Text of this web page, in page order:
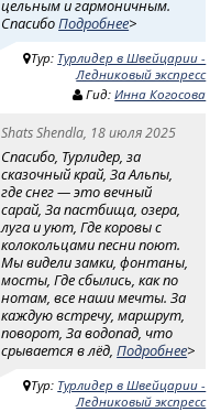
цельным и гармоничным.
СпасибоПодробнее>
Тур: Турлидер в Швейцарии -
Ледниковый экспресс
Гид:Инна Когосова
Shats Shendla, 18 июля 2025
Спасибо, Турлидер, за
сказочный край, За Альпы,
где снег — это вечный
сарай, За пастбища, озера,
луга и уют, Где коровы с
колокольцами песни поют.
Мы видели замки, фонтаны,
мосты, Где сбылись, как по
нотам, все наши мечты. За
каждую встречу, маршрут,
поворот, За водопад, что
срывается в лёд,Подробнее>
Тур: Турлидер в Швейцарии -
Ледниковый экспресс